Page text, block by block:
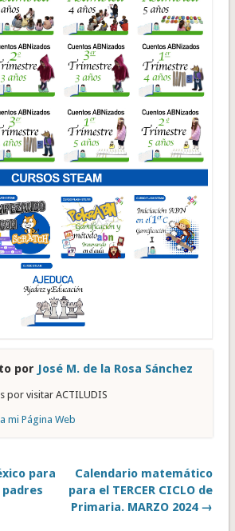
por José M. de la Rosa Sánchez
por visitar ACTILUDIS
mi Página Web
para
Calendario matemático
para el TERCER CICLO de
Primaria. MARZO 2024 →